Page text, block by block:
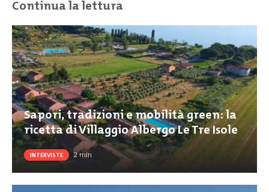
Continua la lettura
Sapori, tradizioni e mobilità green: la
ricetta di Villaggio Albergo Le Tre Isole
INTERVISTE 2min